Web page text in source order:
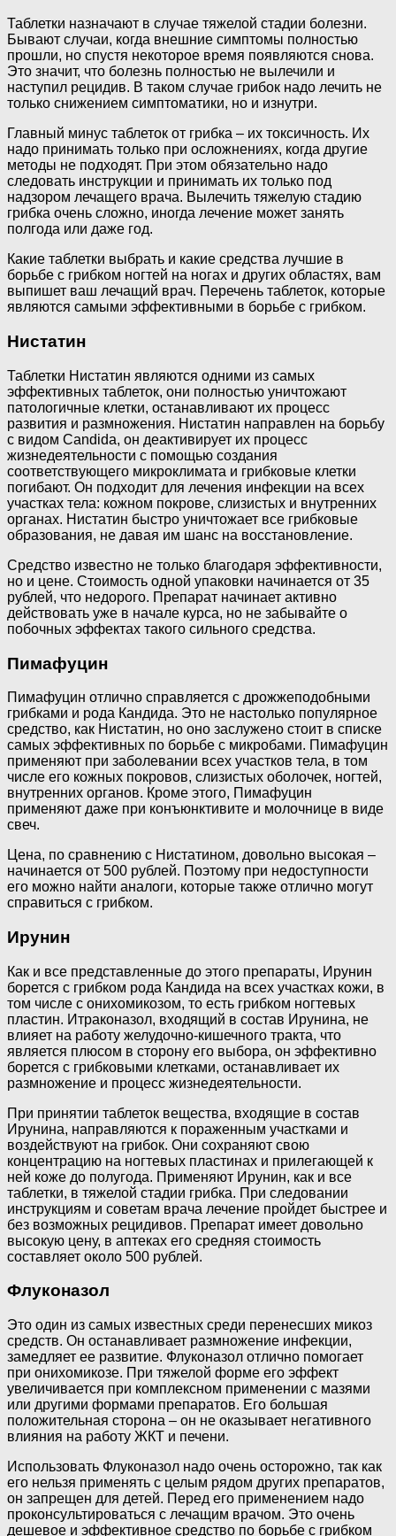
Таблетки назначают в случае тяжелой стадии болезни.
Бывают случаи, когда внешние симптомы полностью
прошли, но спустя некоторое время появляются снова.
Это значит, что болезнь полностью не вылечили и
наступил рецидив. В таком случае грибок надо лечить не
только снижением симптоматики, но и изнутри.
Главный минус таблеток от грибка – их токсичность. Их
надо принимать только при осложнениях, когда другие
методы не подходят. При этом обязательно надо
следовать инструкции и принимать их только под
надзором лечащего врача. Вылечить тяжелую стадию
грибка очень сложно, иногда лечение может занять
полгода или даже год.
Какие таблетки выбрать и какие средства лучшие в
борьбе с грибком ногтей на ногах и других областях, вам
выпишет ваш лечащий врач. Перечень таблеток, которые
являются самыми эффективными в борьбе с грибком.
Нистатин
Таблетки Нистатин являются одними из самых
эффективных таблеток, они полностью уничтожают
патологичные клетки, останавливают их процесс
развития и размножения. Нистатин направлен на борьбу
с видом Candida, он деактивирует их процесс
жизнедеятельности с помощью создания
соответствующего микроклимата и грибковые клетки
погибают. Он подходит для лечения инфекции на всех
участках тела: кожном покрове, слизистых и внутренних
органах. Нистатин быстро уничтожает все грибковые
образования, не давая им шанс на восстановление.
Средство известно не только благодаря эффективности,
но и цене. Стоимость одной упаковки начинается от 35
рублей, что недорого. Препарат начинает активно
действовать уже в начале курса, но не забывайте о
побочных эффектах такого сильного средства.
Пимафуцин
Пимафуцин отлично справляется с дрожжеподобными
грибками и рода Кандида. Это не настолько популярное
средство, как Нистатин, но оно заслужено стоит в списке
самых эффективных по борьбе с микробами. Пимафуцин
применяют при заболевании всех участков тела, в том
числе его кожных покровов, слизистых оболочек, ногтей,
внутренних органов. Кроме этого, Пимафуцин
применяют даже при конъюнктивите и молочнице в виде
свеч.
Цена, по сравнению с Нистатином, довольно высокая –
начинается от 500 рублей. Поэтому при недоступности
его можно найти аналоги, которые также отлично могут
справиться с грибком.
Ирунин
Как и все представленные до этого препараты, Ирунин
борется с грибком рода Кандида на всех участках кожи, в
том числе с онихомикозом, то есть грибком ногтевых
пластин. Итраконазол, входящий в состав Ирунина, не
влияет на работу желудочно-кишечного тракта, что
является плюсом в сторону его выбора, он эффективно
борется с грибковыми клетками, останавливает их
размножение и процесс жизнедеятельности.
При принятии таблеток вещества, входящие в состав
Ирунина, направляются к пораженным участками и
воздействуют на грибок. Они сохраняют свою
концентрацию на ногтевых пластинах и прилегающей к
ней коже до полугода. Применяют Ирунин, как и все
таблетки, в тяжелой стадии грибка. При следовании
инструкциям и советам врача лечение пройдет быстрее и
без возможных рецидивов. Препарат имеет довольно
высокую цену, в аптеках его средняя стоимость
составляет около 500 рублей.
Флуконазол
Это один из самых известных среди перенесших микоз
средств. Он останавливает размножение инфекции,
замедляет ее развитие. Флуконазол отлично помогает
при онихомикозе. При тяжелой форме его эффект
увеличивается при комплексном применении с мазями
или другими формами препаратов. Его большая
положительная сторона – он не оказывает негативного
влияния на работу ЖКТ и печени.
Использовать Флуконазол надо очень осторожно, так как
его нельзя применять с целым рядом других препаратов,
он запрещен для детей. Перед его применением надо
проконсультироваться с лечащим врачом. Это очень
дешевое и эффективное средство по борьбе с грибком